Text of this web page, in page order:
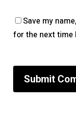
Save my
for the next time